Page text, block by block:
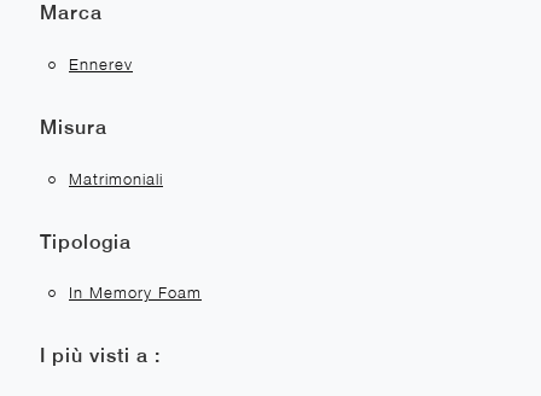
Marca
Ennerev
Misura
Matrimoniali
Tipologia
In Memory Foam
I più visti a :